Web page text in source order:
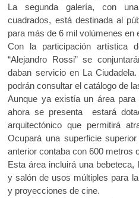
La segunda galería, con
cuadrados, está destinada al
para más de 6 mil volúmenes en
Con la participación
“Alejandro Rossi” se
daban servicio en La
podrán consultar el catálogo de
Aunque ya existía un área
ahora se presenta estará
arquitectónico que permitirá
Ocupará una superficie
anterior contaba con 600 metros
Esta área incluirá una
y salón de usos múltiples para
y proyecciones de cine.